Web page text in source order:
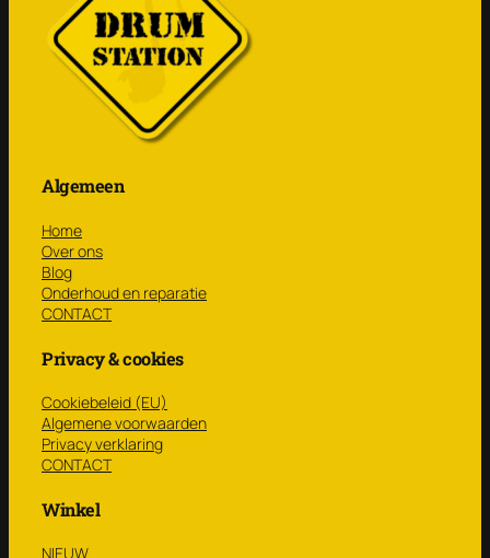
Algemeen
Home
Over ons
Blog
Onderhoud en reparatie
CONTACT
Privacy & cookies
Cookiebeleid (EU)
Algemene voorwaarden
Privacy verklaring
CONTACT
Winkel
NIEUW